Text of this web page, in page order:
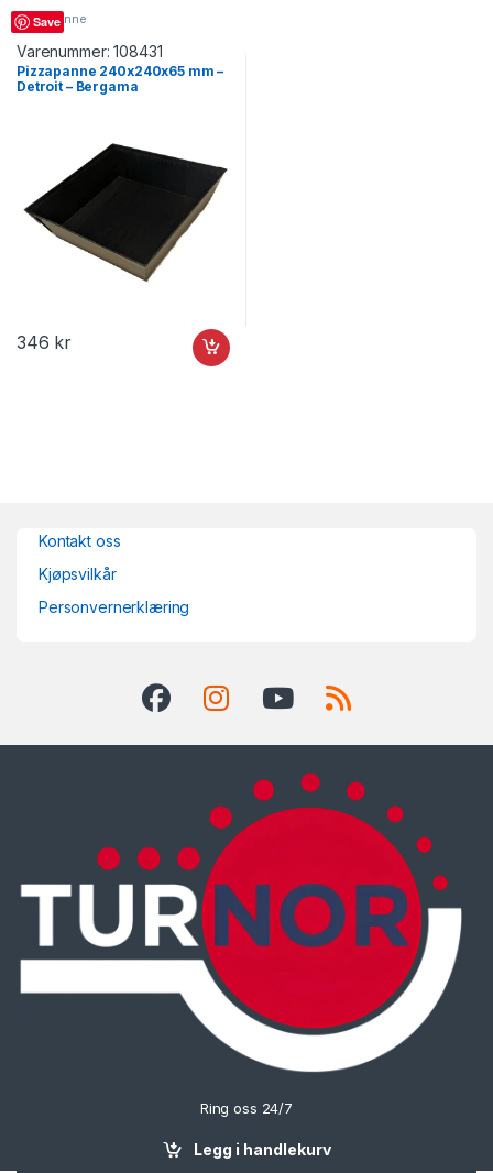
Legg i handlekurv
Save
Pizzapanne
Varenummer:108431
Pizzapanne 240x240x65 mm –
Detroit – Bergama
346 kr
Kontakt oss
Kjøpsvilkår
Personvernerklæring
Ring oss 24/7